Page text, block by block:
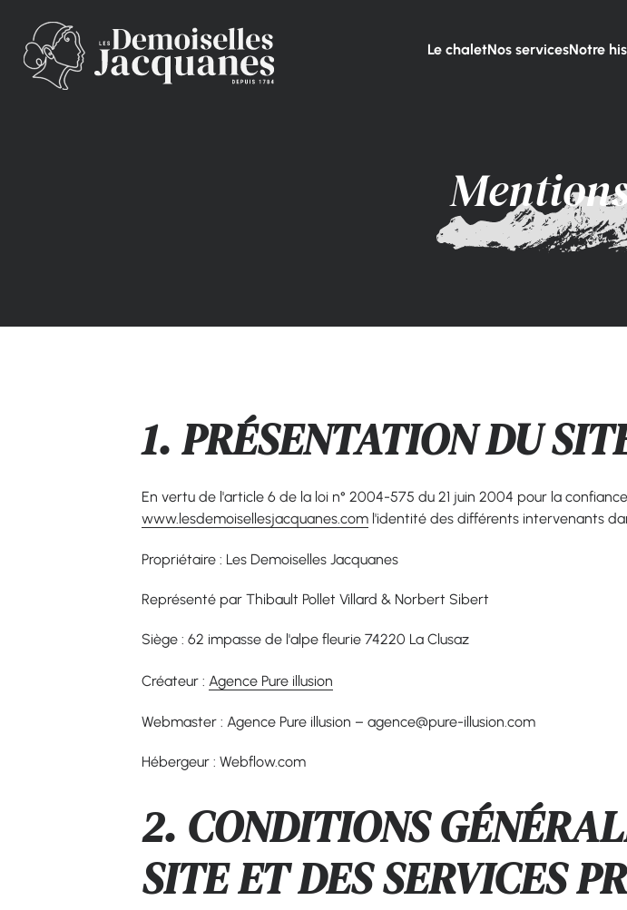
Le chaletNos servicesNotre
1. PRÉSENTATION DU
En vertu de l'article 6 de la loi n° 2004-575 du 21 juin 2004 pour la
www.lesdemoisellesjacquanes.com l'identité des différents intervenants
Propriétaire : Les Demoiselles Jacquanes
Représenté par Thibault Pollet Villard & Norbert Sibert
Siège : 62 impasse de l'alpe fleurie 74220 La Clusaz
Créateur :Agence Pure illusion
Webmaster : Agence Pure illusion – agence@pure-illusion.com
Hébergeur : Webflow.com
2. CONDITIONS
SITE ET DES SERVICES